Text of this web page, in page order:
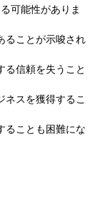
可能性がありま
ることが示唆され
る信頼を失うこと
ネスを獲得するこ
ることも困難にな